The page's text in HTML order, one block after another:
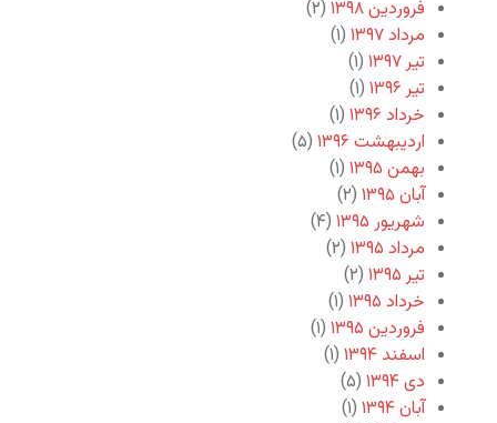
فروردین ۱۳۹۸
(۲)
مرداد ۱۳۹۷
(۱)
تیر ۱۳۹۷
(۱)
تیر ۱۳۹۶
(۱)
خرداد ۱۳۹۶
(۱)
اردیبهشت ۱۳۹۶
(۵)
بهمن ۱۳۹۵
(۱)
آبان ۱۳۹۵
(۲)
شهریور ۱۳۹۵
(۴)
مرداد ۱۳۹۵
(۲)
تیر ۱۳۹۵
(۲)
خرداد ۱۳۹۵
(۱)
فروردین ۱۳۹۵
(۱)
اسفند ۱۳۹۴
(۱)
دی ۱۳۹۴
(۵)
آبان ۱۳۹۴
(۱)